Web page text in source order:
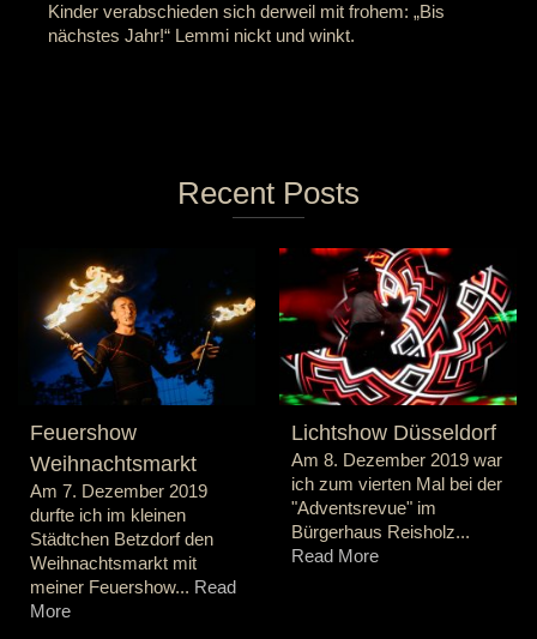
Kinder verabschieden sich derweil mit frohem: „Bis
nächstes Jahr!“ Lemmi nickt und winkt.
Recent Posts
Feuershow
Weihnachtsmarkt
Am 7. Dezember 2019
durfte ich im kleinen
Städtchen Betzdorf den
Weihnachtsmarkt mit
meiner Feuershow... Read
More
Lichtshow Düsseldorf
Am 8. Dezember 2019 war
ich zum vierten Mal bei der
"Adventsrevue" im
Bürgerhaus Reisholz...
Read More